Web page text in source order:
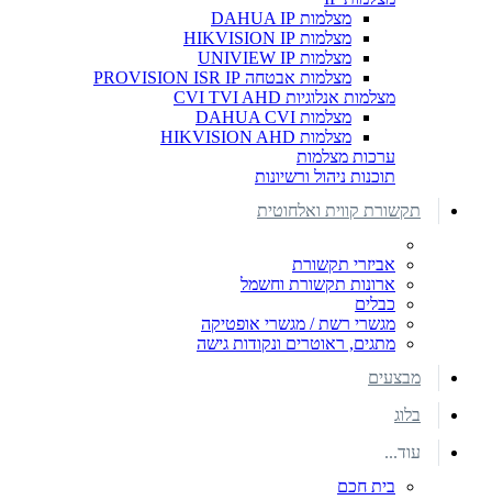
מצלמות DAHUA IP
מצלמות HIKVISION IP
מצלמות UNIVIEW IP
מצלמות אבטחה PROVISION ISR IP
מצלמות אנלוגיות CVI TVI AHD
מצלמות DAHUA CVI
מצלמות HIKVISION AHD
ערכות מצלמות
תוכנות ניהול ורשיונות
תקשורת קווית ואלחוטית
אביזרי תקשורת
ארונות תקשורת וחשמל
כבלים
מגשרי רשת / מגשרי אופטיקה
מתגים, ראוטרים ונקודות גישה
מבצעים
בלוג
עוד...
בית חכם